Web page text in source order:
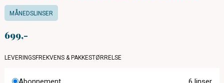
MÅNEDSLINSER
699
LEVERINGSFREKVENS & PAKKESTØRRELSE